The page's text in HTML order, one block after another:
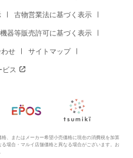
古物営業法に基づく表示
器等販売許可に基づく表示
せ サイトマップ
ス
、またはメーカー希望小売価格に現在の消費税を加算
場合・マルイ店舗価格と異なる場合がございます。お